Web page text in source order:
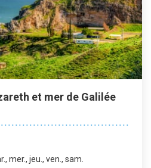
et mer de Galilée
mer., jeu., ven., sam.